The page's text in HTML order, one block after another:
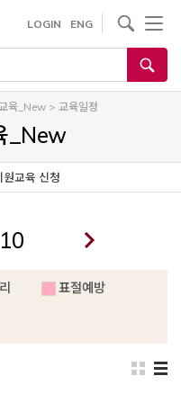
LOGIN ENG
육_New> 교육일정
_New
원교육 신청
표절예방